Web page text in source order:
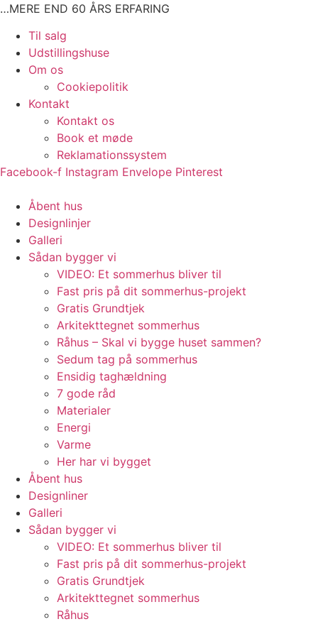
Videre
indhold
…MERE END 60 ÅRS ERFARING
Main
Menu
Til salg
Udstillingshuse
Om os
Cookiepolitik
Kontakt
Kontakt os
Book et møde
Reklamationssystem
Facebook-f Instagram Envelope Pinterest
Main
Menu
Åbent hus
Designlinjer
Galleri
Sådan bygger vi
VIDEO: Et sommerhus bliver til
Fast pris på dit sommerhus-projekt
Gratis Grundtjek
Arkitekttegnet sommerhus
Råhus – Skal vi bygge huset sammen?
Sedum tag på sommerhus
Ensidig taghældning
7 gode råd
Materialer
Energi
Varme
Her har vi bygget
Åbent hus
Designliner
Galleri
Sådan bygger vi
VIDEO: Et sommerhus bliver til
Fast pris på dit sommerhus-projekt
Gratis Grundtjek
Arkitekttegnet sommerhus
Råhus